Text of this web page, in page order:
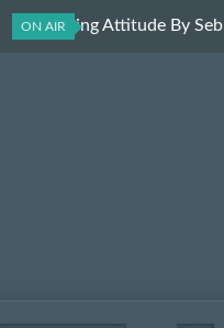
ON AIR
Le Morning Attitude By Seb